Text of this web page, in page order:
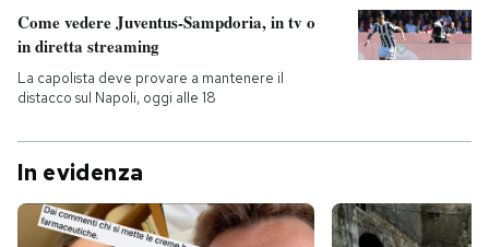
Come vedere Juventus-Sampdoria, in tv o
in diretta streaming
La capolista deve provare a mantenere il
distacco sul Napoli, oggi alle 18
In evidenza